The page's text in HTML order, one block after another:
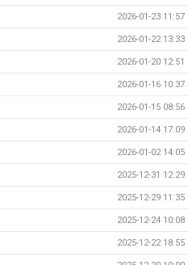
2026-01-23 11:57
2026-01-22 13:33
2026-01-20 12:51
2026-01-16 10:37
2026-01-15 08:56
2026-01-14 17:09
2026-01-02 14:05
2025-12-31 12:29
2025-12-29 11:35
2025-12-24 10:08
2025-12-22 18:55